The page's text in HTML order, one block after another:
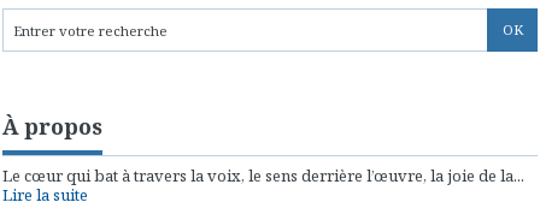
À propos
Le cœur qui bat à travers la voix, le sens derrière l’œuvre, la joie de la...
Lire la suite